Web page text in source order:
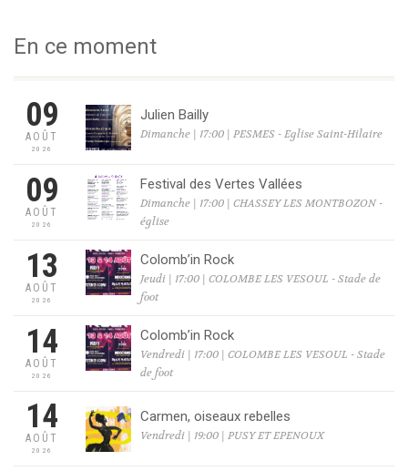
En ce moment
09
AOÛT
2026
Julien Bailly
Dimanche | 17:00 | PESMES - Eglise Saint-Hilaire
09
AOÛT
2026
Festival des Vertes Vallées
Dimanche | 17:00 | CHASSEY LES MONTBOZON -
église
13
AOÛT
2026
Colomb’in Rock
Jeudi | 17:00 | COLOMBE LES VESOUL - Stade de
foot
14
AOÛT
2026
Colomb’in Rock
Vendredi | 17:00 | COLOMBE LES VESOUL - Stade
de foot
14
AOÛT
2026
Carmen, oiseaux rebelles
Vendredi | 19:00 | PUSY ET EPENOUX